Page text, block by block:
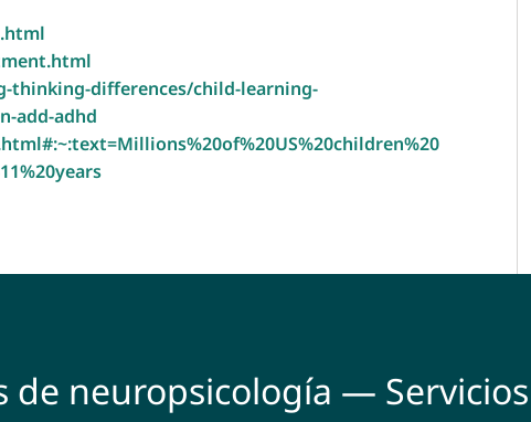
thinking-differences/child-learning-
add-adhd
de neuropsicología —